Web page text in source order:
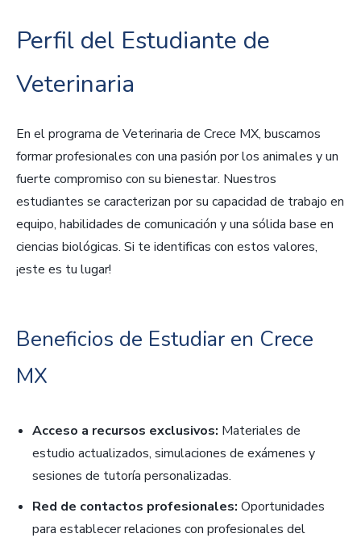
Perfil del Estudiante de
Veterinaria
En el programa de Veterinaria de Crece MX, buscamos
formar profesionales con una pasión por los animales y un
fuerte compromiso con su bienestar. Nuestros
estudiantes se caracterizan por su capacidad de trabajo en
equipo, habilidades de comunicación y una sólida base en
ciencias biológicas. Si te identificas con estos valores,
¡este es tu lugar!
Beneficios de Estudiar en Crece
MX
Acceso a recursos exclusivos: Materiales de
estudio actualizados, simulaciones de exámenes y
sesiones de tutoría personalizadas.
Red de contactos profesionales: Oportunidades
para establecer relaciones con profesionales del